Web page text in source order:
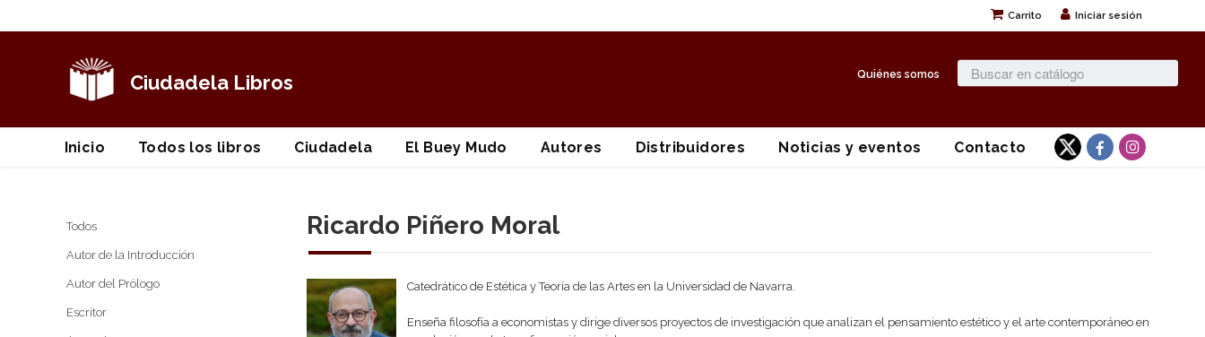
Carrito Iniciar sesión
Ciudadela Libros Quiénes somos
Inicio Todos los libros Ciudadela El Buey Mudo Autores Distribuidores Noticias y eventos Contacto
Todos
Autor de la Introducción
Autor del Prólogo
Escritor
Ricardo Piñero Moral
Catedrático de Estética y Teoría de las Artes en la Universidad de Navarra.
Enseña filosofía a economistas y dirige diversos proyectos de investigación que analizan el pensamiento estético y el arte contemporáneo en